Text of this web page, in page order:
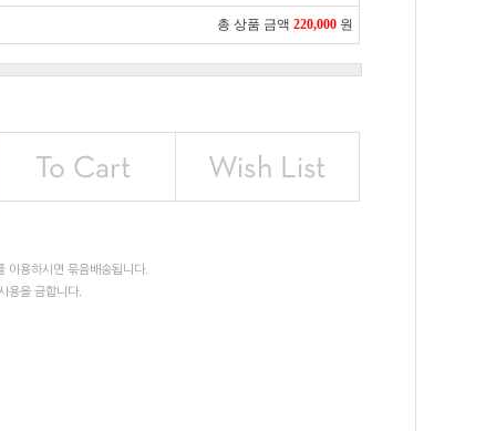
총 상품 금액 220,000 원
이용하시면 묶음배송됩니다.
용을 금합니다.